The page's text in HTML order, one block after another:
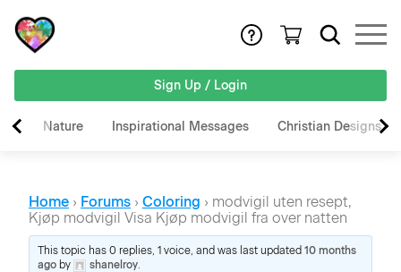
Sign Up / Login
Nature Inspirational Messages Christian Designs
Home › Forums › Coloring › modvigil uten resept,
Kjøp modvigil Visa Kjøp modvigil fra over natten
This topic has 0 replies, 1 voice, and was last updated10 months
ago by shanelroy.